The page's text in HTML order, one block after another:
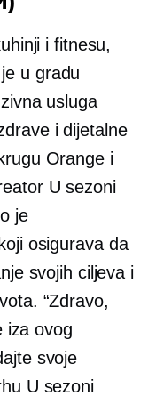
i fitnesu,
u gradu
usluga
i dijetalne
Orange i
U sezoni
je
osigurava da
svojih ciljeva i
“Zdravo,
iza ovog
svoje
U sezoni